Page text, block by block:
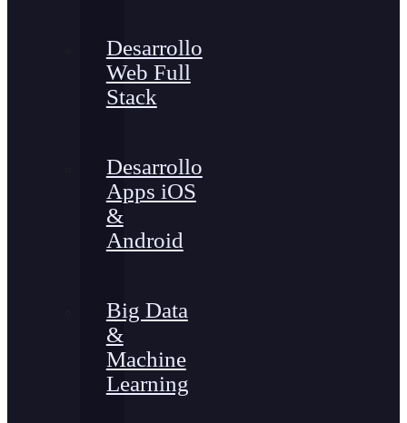
Desarrollo
Web Full
Stack
Desarrollo
Apps iOS
&
Android
Big Data
&
Machine
Learning